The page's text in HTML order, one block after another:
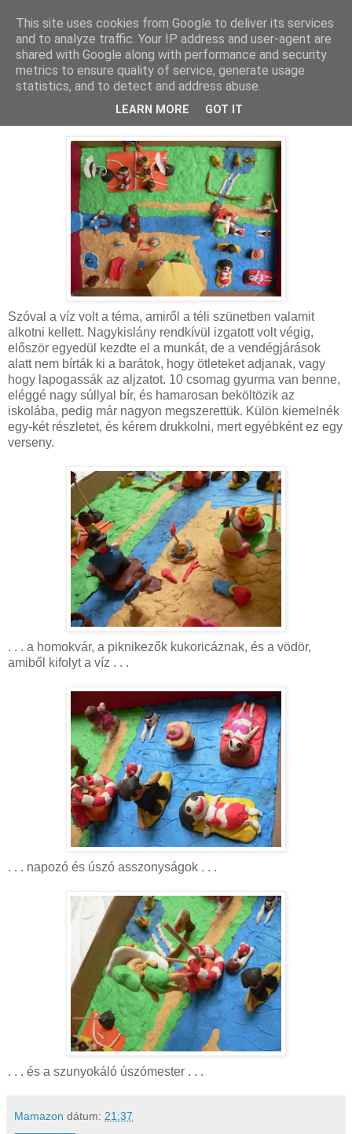
MAMAZON
2010. január 3., vasárnap
Szóval a víz volt a téma, amiről a téli szünetben valamit
alkotni kellett. Nagykislány rendkívül izgatott volt végig,
először egyedül kezdte el a munkát, de a vendégjárások
alatt nem bírták ki a barátok, hogy ötleteket adjanak, vagy
hogy lapogassák az aljzatot. 10 csomag gyurma van benne,
eléggé nagy súllyal bír, és hamarosan beköltözik az
iskolába, pedig már nagyon megszerettük. Külön kiemelnék
egy-két részletet, és kérem drukkolni, mert egyébként ez egy
verseny.
. . . a homokvár, a piknikezők kukoricáznak, és a vödör,
amiből kifolyt a víz . . .
. . . napozó és úszó asszonyságok . . .
. . . és a szunyokáló úszómester . . .
Mamazon dátum: 21:37
This site uses cookies from Google to deliver its services
and to analyze traffic. Your IP address and user-agent are
shared with Google along with performance and security
metrics to ensure quality of service, generate usage
statistics, and to detect and address abuse.
LEARN MORE GOT IT